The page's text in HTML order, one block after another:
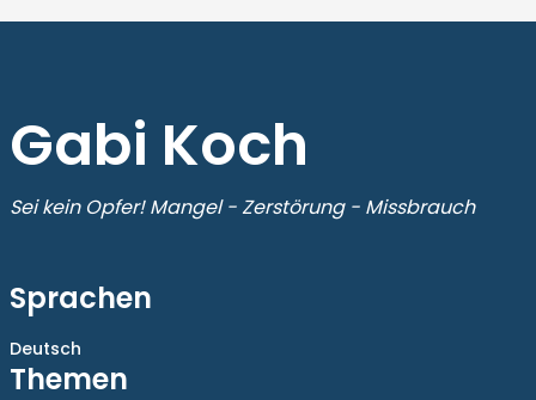
Gabi Koch
Sei kein Opfer! Mangel - Zerstörung - Missbrauch
Sprachen
Deutsch
Themen